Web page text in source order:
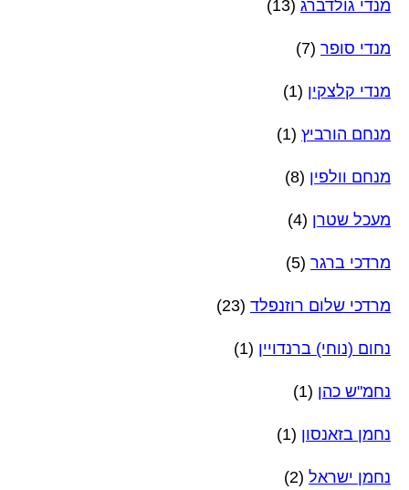
מנדי גולדברג (13)
מנדי סופר (7)
מנדי קלצקין (1)
מנחם הורביץ (1)
מנחם וולפין (8)
מעכל שטרן (4)
מרדכי ברגר (5)
מרדכי שלום רוזנפלד (23)
נחום (נוחי) ברנדויין (1)
נחמ"ש כהן (1)
נחמן בזאנסון (1)
נחמן ישראל (2)